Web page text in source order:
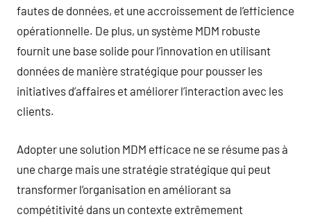
fautes de données, et une accroissement de l’efficience
opérationnelle. De plus, un système MDM robuste
fournit une base solide pour l’innovation en utilisant
données de manière stratégique pour pousser les
initiatives d’affaires et améliorer l’interaction avec les
clients.
Adopter une solution MDM efficace ne se résume pas à
une charge mais une stratégie stratégique qui peut
transformer l’organisation en améliorant sa
compétitivité dans un contexte extrêmement